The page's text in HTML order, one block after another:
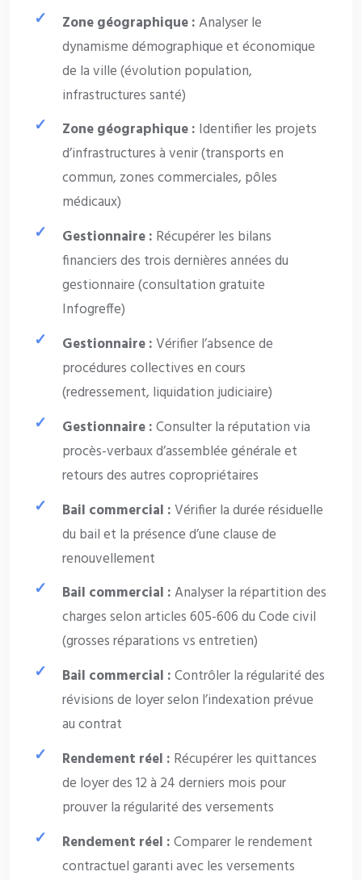
Zone géographique :Analyser le
dynamisme démographique et économique
de la ville (évolution population,
infrastructures santé)
Zone géographique : Identifier les projets
d’infrastructures à venir (transports en
commun, zones commerciales, pôles
médicaux)
Gestionnaire : Récupérer les bilans
financiers des trois dernières années du
gestionnaire (consultation gratuite
Infogreffe)
Gestionnaire :Vérifier l’absence de
procédures collectives en cours
(redressement, liquidation judiciaire)
Gestionnaire :Consulter la réputation via
procès-verbaux d’assemblée générale et
retours des autres copropriétaires
Bail commercial :Vérifier la durée résiduelle
du bail et la présence d’une clause de
renouvellement
Bail commercial :Analyser la répartition des
charges selon articles 605-606 du Code civil
(grosses réparations vs entretien)
Bail commercial :Contrôler la régularité des
révisions de loyer selon l’indexation prévue
au contrat
Rendement réel : Récupérer les quittances
de loyer des 12 à 24 derniers mois pour
prouver la régularité des versements
Rendement réel :Comparer le rendement
contractuel garanti avec les versements